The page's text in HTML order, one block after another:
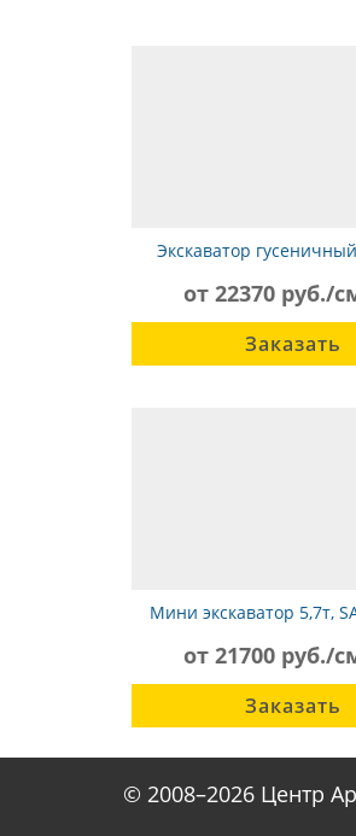
Экскаватор
от 22370 руб./
Заказать
Мини экскаватор 5,7т,
от 21700 руб./
Заказать
© 2008–2026 Центр